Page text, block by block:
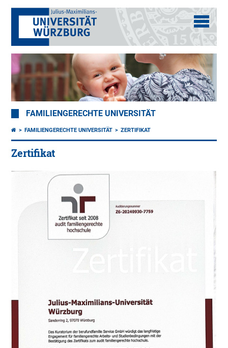
FAMILIENGERECHTE UNIVERSITÄT
FAMILIENGERECHTE UNIVERSITÄT ZERTIFIKAT
Zertifikat